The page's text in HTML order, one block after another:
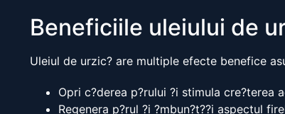
Beneficiile uleiului de
Uleiul de urzic? are multiple efecte benefice
Opri c?derea p?rului ?i stimula cre?terea
Regenera p?rul ?i ?mbun?t??i aspectul